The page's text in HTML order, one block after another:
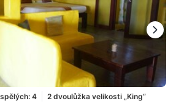
4
2 dvoulůžka velikosti „King“